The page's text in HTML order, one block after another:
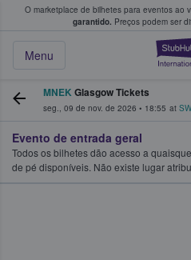
O marketplace de bilhetes para eventos ao
garantido. Preços podem ser
Menu
fãs compram e
MNEKGlasgow Tickets
seg., 09 de nov. de 2026 • 18:55 at
Evento de entrada geral
Todos os bilhetes dão acesso a
de pé disponíveis. Não existe lugar